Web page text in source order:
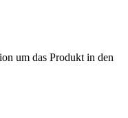
um das Produkt in den